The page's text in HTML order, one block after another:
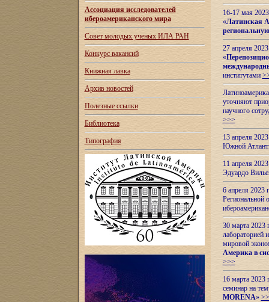
Ассоциация исследователей
ибероамериканского мира
Совет молодых ученых ИЛА РАН
Конкурс вакансий
Книжная лавка
Архив новостей
Полезные ссылки
Библиотека
Типография
16-17 мая
«Латинская
27 апреля
«
институтами
уточняют
научного
>>>
13 апреля
Южной
11 апреля
Эдуардо
6 апреля
Региональной
30 марта 2023
лабораторией
мировой
Америка в
>>>
16 марта 2023
семинар на
MORENA»